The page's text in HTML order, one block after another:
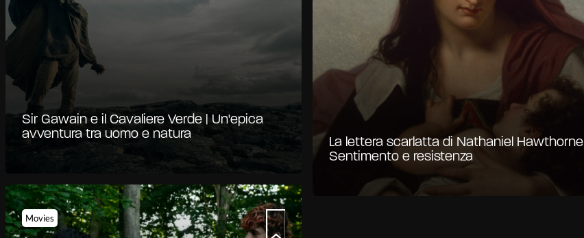
Sir Gawain e il Cavaliere Verde | Un'epica
avventura tra uomo e natura
La lettera scarlatta di Nathaniel Hawthorne |
Sentimento e resistenza
Movies